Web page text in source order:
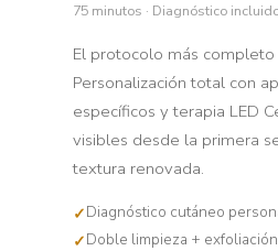
75 minutos · Diagnóstico
El protocolo más
Personalización total con
específicos y terapia LED
visibles desde la primera
textura renovada.
Diagnóstico cutáneo
Doble limpieza +